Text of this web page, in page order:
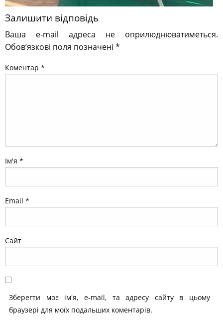
Залишити відповідь
Ваша e-mail адреса не оприлюднюватиметься.
Обов’язкові поля позначені *
Коментар *
Ім'я *
Email *
Сайт
Зберегти моє ім'я, e-mail, та адресу сайту в цьому
браузері для моїх подальших коментарів.